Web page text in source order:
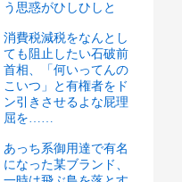
う思惑がひしひしと
消費税減税をなんとし
ても阻止したい石破前
首相、「何いってんの
こいつ」と有権者をド
ン引きさせるよな屁理
屈を……
あっち系御用達で有名
になった某ブランド、